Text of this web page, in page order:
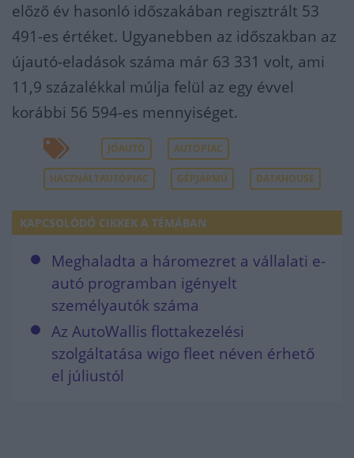
előző év hasonló időszakában regisztrált 53
491-es értéket. Ugyanebben az időszakban az
újautó-eladások száma már 63 331 volt, ami
11,9 százalékkal múlja felül az egy évvel
korábbi 56 594-es mennyiséget.
JÓAUTÓ AUTÓPIAC
HASZNÁLTAUTÓPIAC GÉPJÁRMŰ DATAHOUSE
KAPCSOLÓDÓ CIKKEK A TÉMÁBAN
Meghaladta a háromezret a vállalati e-
autó programban igényelt
személyautók száma
Az AutoWallis flottakezelési
szolgáltatása wigo fleet néven érhető
el júliustól